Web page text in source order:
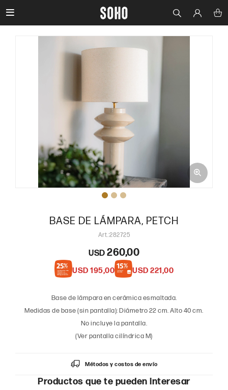

BASE DE LÁMPARA, PETCH
282725
USD 260,00
USD 195,00 USD 221,00
Base de lámpara en cerámica esmaltada.
Medidas de base (sin pantalla): Diámetro 22 cm. Alto 40 cm.
No incluye la pantalla.
(Ver pantalla cilíndrica M)
Métodos y costos de envío
Productos que te pueden interesar